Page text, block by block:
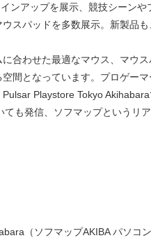
ンアップを展示、競技シーン
スパッドを多数展示。新製品
合わせた最適なマウス、マウ
間となっています。プロゲー
Playstore Tokyo
も発信、ソフマップというリ
（ソフマップAKIBA パソコ